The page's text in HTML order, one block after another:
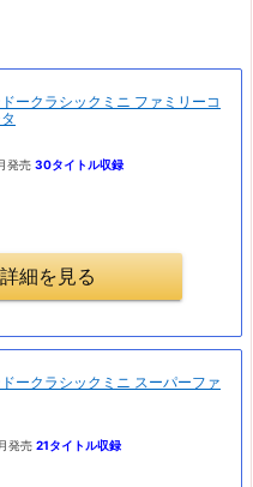
ークラシックミニ ファミリーコ
発売 30タイトル収録
細を見る
ークラシックミニ スーパーファ
発売 21タイトル収録